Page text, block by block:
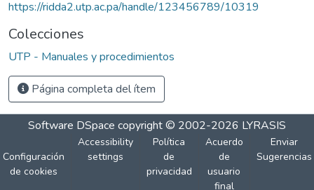
https://ridda2.utp.ac.pa/handle/123456789/10319
Colecciones
UTP - Manuales y procedimientos
Página completa del ítem
Software DSpace copyright © 2002-2026 LYRASIS
Configuración
de cookies
Accessibility
settings
Política
de
privacidad
Acuerdo
de
usuario
final
Enviar
Sugerencias